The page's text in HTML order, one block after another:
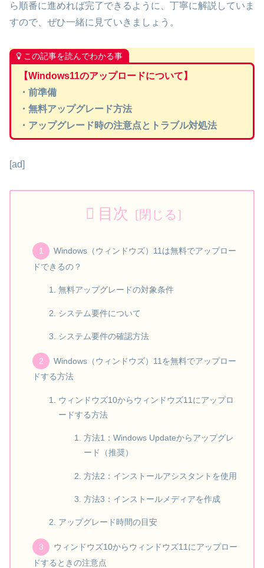
ら順番に進めれば完了できるように、丁寧に解説していま
すので、ぜひ一緒に見ていきましょう。
この記事を読んでわかる事
【Windows11のアップロードについて】
・前準備
・無料アップグレード方法
・アップグレード時の注意点とトラブル対処法
[ad]
目次
Windows（ウィンドウズ）11は無料でアップロー
ドできるの？
無料アップグレードの対象条件
システム要件について
システム要件の確認方法
Windows（ウィンドウズ）11を無料でアップロー
ドする方法
ウィンドウズ10からウィンドウズ11にアップロ
ードする方法
方法1：Windows Updateからアップグレ
ード（推奨）
方法2：インストールアシスタントを使用
方法3：インストールメディアを作成
アップグレード時間の目安
ウィンドウズ10からウィンドウズ11にアップロー
ドするときの注意点